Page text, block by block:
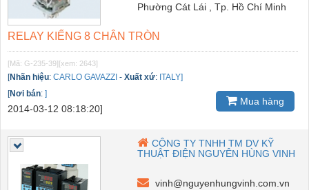
Phường Cát Lái , Tp. Hồ Chí Minh
RELAY KIẾNG 8 CHÂN TRÒN
[Mã: G-235-39][xem: 2643]
[Nhãn hiệu: CARLO GAVAZZI - Xuất xứ: ITALY]
[Nơi bán: ]
2014-03-12 08:18:20]
Mua hàng
CÔNG TY TNHH TM DV KỸ
THUẬT ĐIỆN NGUYÊN HÙNG VINH
vinh@nguyenhungvinh.com.vn